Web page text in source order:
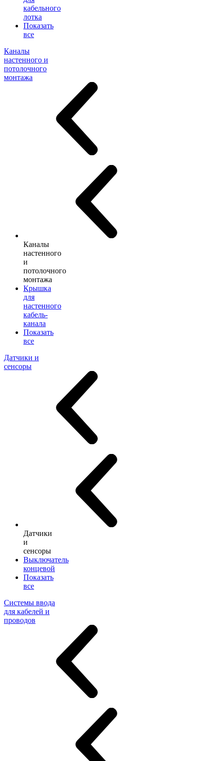
кабельного
лотка
Показать
все
Каналы
настенного и
потолочного
монтажа
Каналы
настенного
и
потолочного
монтажа
Крышка
для
настенного
кабель-
канала
Показать
все
Датчики и
сенсоры
Датчики
и
сенсоры
Выключатель
концевой
Показать
все
Системы ввода
для кабелей и
проводов